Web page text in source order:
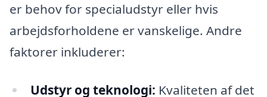
er behov for specialudstyr eller hvis
arbejdsforholdene er vanskelige. Andre
faktorer inkluderer:
Udstyr og teknologi: Kvaliteten af det